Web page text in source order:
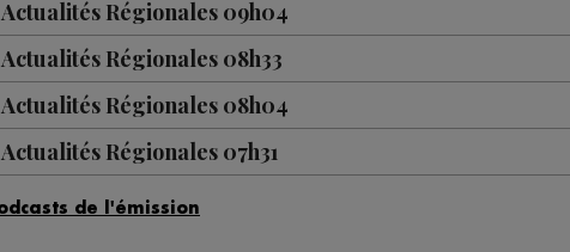
Actualités Régionales 09h04
Actualités Régionales 08h33
Actualités Régionales 08h04
Actualités Régionales 07h31
Actualités Régionales 07h04